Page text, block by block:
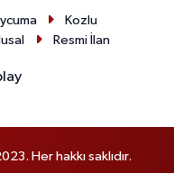
Kozlu
Resmi İlan
Her hakkı saklıdır.